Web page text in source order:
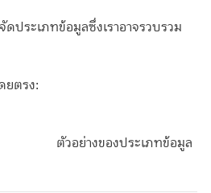
ประเภทข้อมูลซึ่งเราอาจรวบรวม
ยตรง:
ตัวอย่างของประเภทข้อมูล